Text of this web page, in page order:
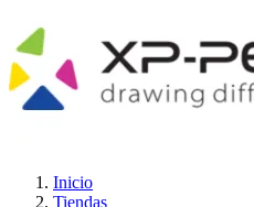
Inicio
Tiendas